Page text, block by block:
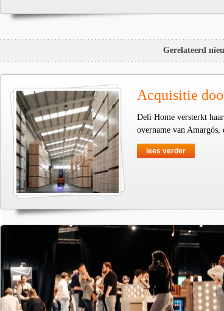
Gerelateerd
Acquisitie
Deli Home versterkt
overname van
lees verder